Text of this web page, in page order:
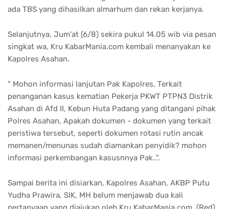
ada TBS yang dihasilkan almarhum dan rekan kerjanya.
Selanjutnya, Jum'at (6/8) sekira pukul 14.05 wib via pesan
singkat wa, Kru KabarMania.com kembali menanyakan ke
Kapolres Asahan.
" Mohon informasi lanjutan Pak Kapolres, Terkait
penanganan kasus kematian Pekerja PKWT PTPN3 Distrik
Asahan di Afd II, Kebun Huta Padang yang ditangani pihak
Polres Asahan, Apakah dokumen - dokumen yang terkait
peristiwa tersebut, seperti dokumen rotasi rutin ancak
memanen/menunas sudah diamankan penyidik? mohon
informasi perkembangan kasusnnya Pak..".
Sampai berita ini disiarkan, Kapolres Asahan, AKBP Putu
Yudha Prawira, SIK, MH belum menjawab dua kali